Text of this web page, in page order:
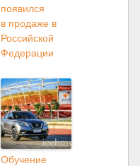
появился
в продаже в
Российской
Федерации
Обучение